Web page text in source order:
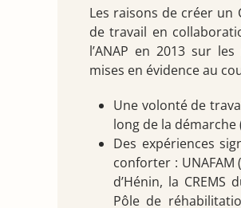
Les raisons de créer un
de travail en
l’ANAP en 2013 sur
mises en évidence au
Une volonté de
long de la
Des expériences
conforter : UNAFAM
d’Hénin, la CREMS
Pôle de